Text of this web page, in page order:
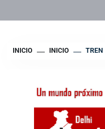
INICIO INICIO TREN